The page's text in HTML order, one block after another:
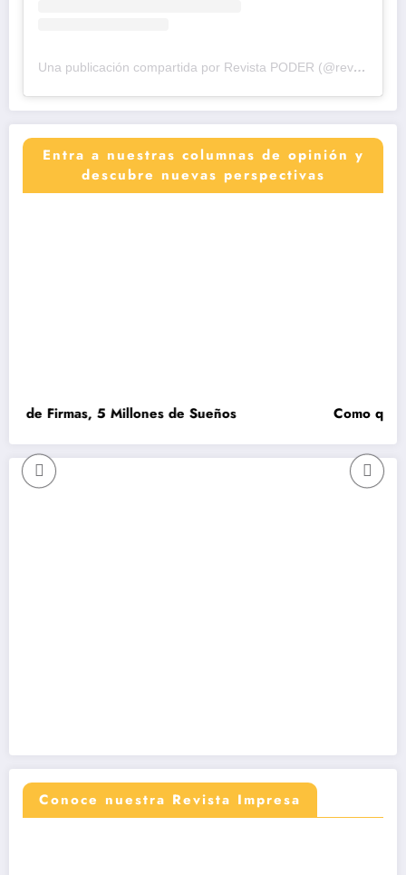
Una publicación compartida por Revista PODER (@revistapodercol)
Entra a nuestras columnas de opinión y
descubre nuevas perspectivas
Firmas, 5 Millones de Sueños Como que no
Conoce nuestra Revista Impresa